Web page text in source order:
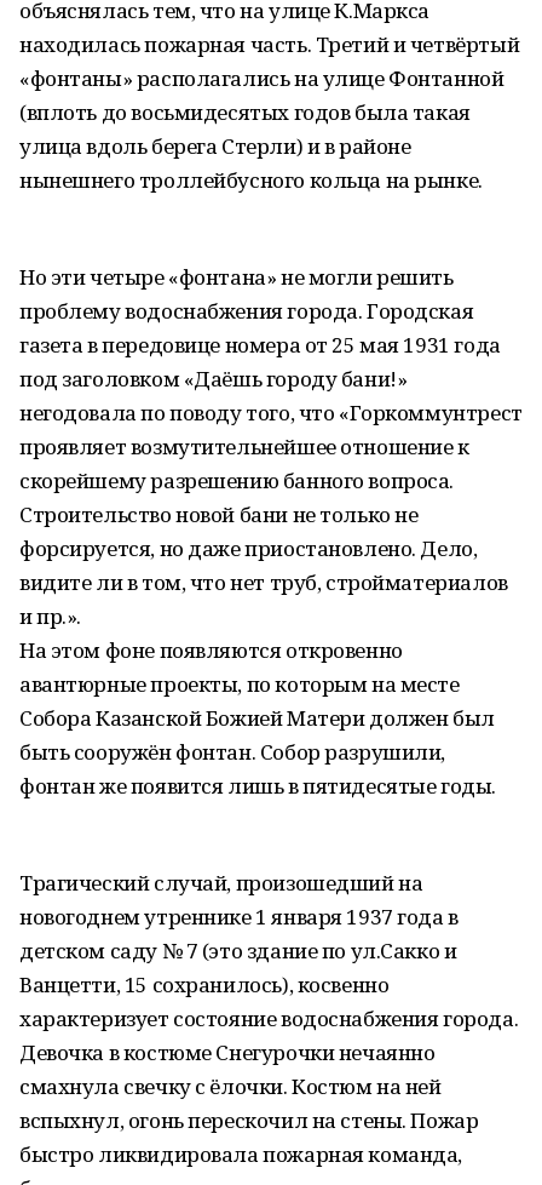
объяснялась тем, что на улице К.Маркса
находилась пожарная часть. Третий и четвёртый
«фонтаны» располагались на улице Фонтанной
(вплоть до восьмидесятых годов была такая
улица вдоль берега Стерли) и в районе
нынешнего троллейбусного кольца на рынке.
Но эти четыре «фонтана» не могли решить
проблему водоснабжения города. Городская
газета в передовице номера от 25 мая 1931 года
под заголовком «Даёшь городу бани!»
негодовала по поводу того, что «Горкоммунтрест
проявляет возмутительнейшее отношение к
скорейшему разрешению банного вопроса.
Строительство новой бани не только не
форсируется, но даже приостановлено. Дело,
видите ли в том, что нет труб, стройматериалов
и пр.».
На этом фоне появляются откровенно
авантюрные проекты, по которым на месте
Собора Казанской Божией Матери должен был
быть сооружён фонтан. Собор разрушили,
фонтан же появится лишь в пятидесятые годы.
Трагический случай, произошедший на
новогоднем утреннике 1 января 1937 года в
детском саду № 7 (это здание по ул.Сакко и
Ванцетти, 15 сохранилось), косвенно
характеризует состояние водоснабжения города.
Девочка в костюме Снегурочки нечаянно
смахнула свечку с ёлочки. Костюм на ней
вспыхнул, огонь перескочил на стены. Пожар
быстро ликвидировала пожарная команда,